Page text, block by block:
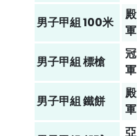
男子甲組 100米
殿
軍
男子甲組 標槍
冠
軍
男子甲組 鐵餅
殿
軍
亞